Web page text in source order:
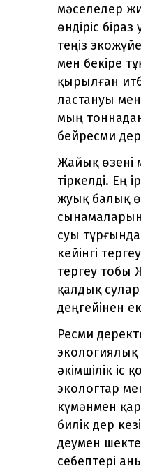
мәселелер
өндіріс
теңіз
мен бекіре
қырылған
ластануы
мың
бейресми
Жайық өзені
тіркелді. Ең
жуық балық
суы
кейінгі
тергеу тобы
қалдық
деңгейінен
Ресми
экологиялық
әкімшілік
экологтар
күмәнмен
билік дер
деумен
себептері